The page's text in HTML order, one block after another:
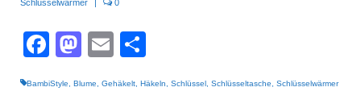
Schlüsselwärmer
Kuscheltiere
Schlüsselwärmer
0
Facebook
Mastodon
Email
BambiStyle, Blume, Gehäkelt, Häkeln, Schlüssel , Schlüsseltasche, Schlüsselwärmer